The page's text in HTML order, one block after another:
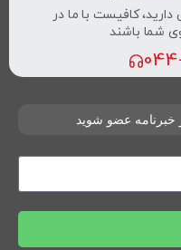
دارید، کافیست با ما در
شما باشند
خبرنامه عضو شوید